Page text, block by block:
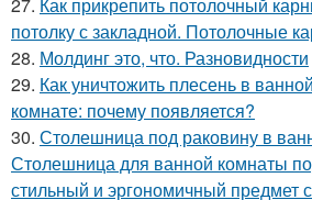
27. Как прикрепить потолочный
потолку с закладной. Потолочные
28. Молдинг это, что. Разновидности
29. Как уничтожить плесень в
комнате: почему появляется?
30. Столешница под раковину в
Столешница для ванной комнаты
стильный и эргономичный предмет